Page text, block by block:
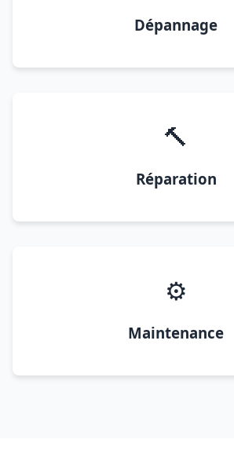
Dépannage
🔨
Réparation
⚙️
Maintenance